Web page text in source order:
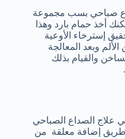
صباحي بسب مجموعة
أخذ حمام بارد وهذا
إسترخاء الأوعية
وبعد المعالجة
والقيام بذلك
علاج الصداع الصباحي
طريق إضافة معلقة من